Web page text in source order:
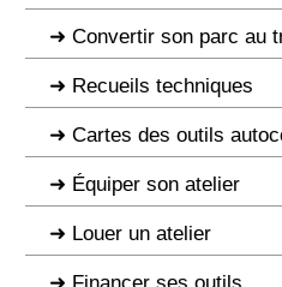
Convertir son parc au
Recueils techniques
Cartes des outils
Équiper son atelier
Louer un atelier